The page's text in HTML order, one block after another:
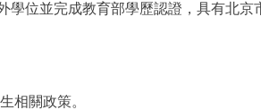
位並完成教育部學歷認證，具有北京
關政策。